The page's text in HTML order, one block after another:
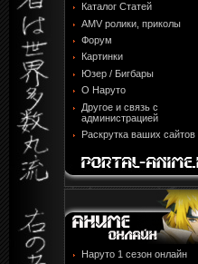
Каталог Статей
AMV ролики, приколы
Форум
Картинки
Юзер / Бигбары
О Наруто
Другое и связь с
администрацией
Раскрутка ваших сайтов
Наруто 1 сезон онлайн